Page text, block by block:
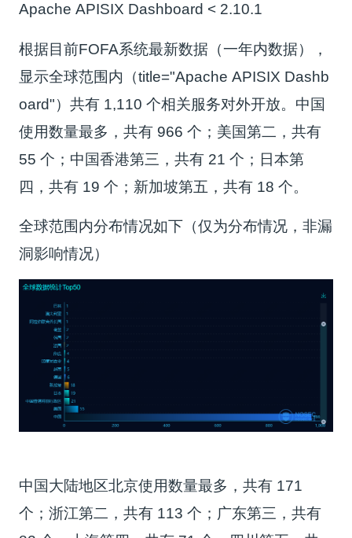
Apache APISIX Dashboard < 2.10.1
根据目前FOFA系统最新数据（一年内数据），
显示全球范围内（title="Apache APISIX Dashb
oard"）共有 1,110 个相关服务对外开放。中国
使用数量最多，共有 966 个；美国第二，共有
55 个；中国香港第三，共有 21 个；日本第
四，共有 19 个；新加坡第五，共有 18 个。
全球范围内分布情况如下（仅为分布情况，非漏
洞影响情况）
中国大陆地区北京使用数量最多，共有 171
个；浙江第二，共有 113 个；广东第三，共有